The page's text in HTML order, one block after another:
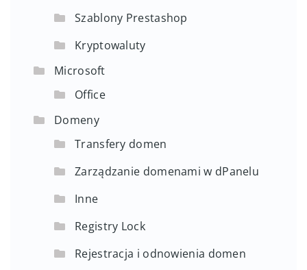
Szablony Prestashop
Kryptowaluty
Microsoft
Office
Domeny
Transfery domen
Zarządzanie domenami w dPanelu
Inne
Registry Lock
Rejestracja i odnowienia domen